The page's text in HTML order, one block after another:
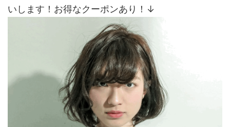
いします！お得なクーポンあり！↓